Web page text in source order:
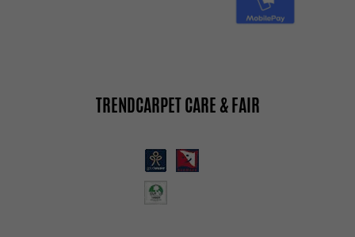
TRENDCARPET CARE & FAIR